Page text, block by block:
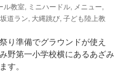
ル教室, ミニハードル, メニュー,
坂道ラン, 大縄跳び, 子ども陸上教
り準備でグラウンドが使え
野第一小学校横にあるあざみ
す。